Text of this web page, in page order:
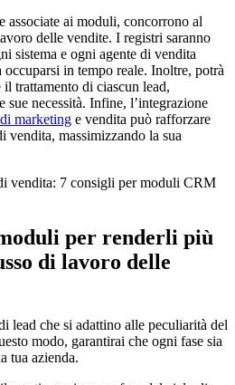
ai moduli, concorrono al
delle vendite. I registri saranno
sistema e ogni agente di vendita
in tempo reale. Inoltre, potrà
trattamento di ciascun lead,
sue necessità. Infine, l’integrazione
marketing e vendita può rafforzare
vendita, massimizzando la sua
per renderli più
di lavoro delle
lead che si adattino alle peculiarità del
modo, garantirai che ogni fase sia
tua azienda.